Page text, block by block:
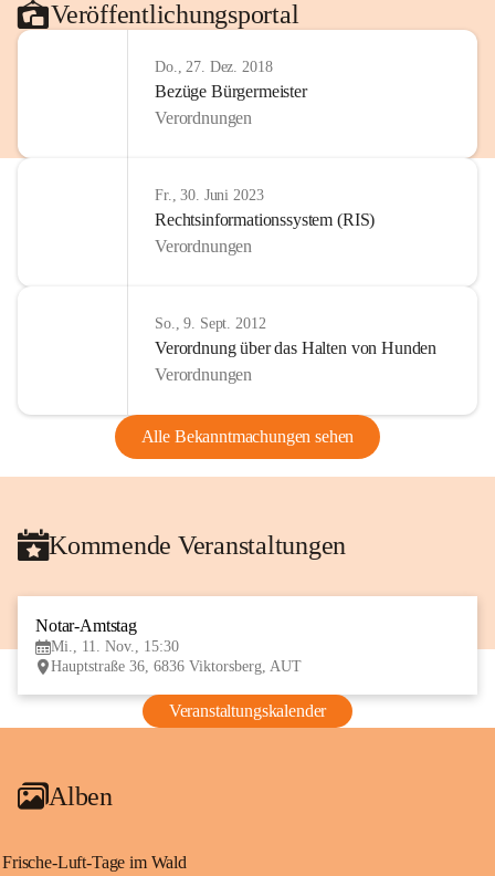
Veröffentlichungsportal
Do., 27. Dez. 2018
Bezüge Bürgermeister
Verordnungen
Fr., 30. Juni 2023
Rechtsinformationssystem (RIS)
Verordnungen
So., 9. Sept. 2012
Verordnung über das Halten von Hunden
Verordnungen
Alle Bekanntmachungen sehen
Kommende Veranstaltungen
Notar-Amtstag
Mi., 11. Nov., 15:30
Hauptstraße 36, 6836 Viktorsberg, AUT
Veranstaltungskalender
Alben
Frische-Luft-Tage im Wald